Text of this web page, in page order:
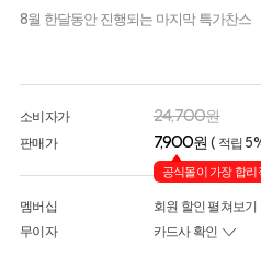
8월 한달동안 진행되는 마지막 특가찬스
소비자가 24,700원
판매가 7,900원 ( 적립
공식몰이 가장 합리
멤버십
회원 할인 펼쳐보기
무이자
카드사 확인